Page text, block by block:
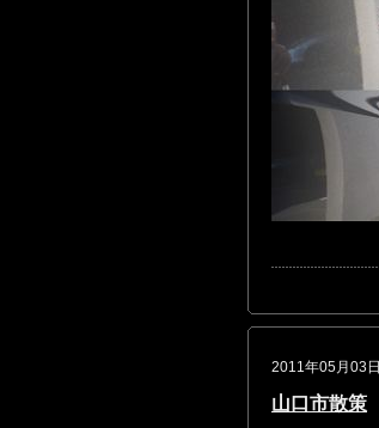
2011年05月03日
山口市散策